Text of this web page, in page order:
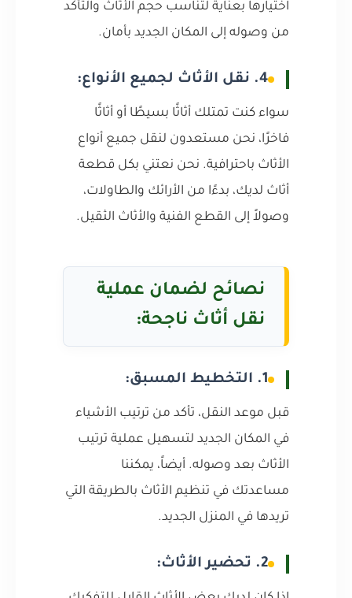
اختيارها بعناية لتناسب حجم الأثاث والتأكد
من وصوله إلى المكان الجديد بأمان.
4. نقل الأثاث لجميع الأنواع:
سواء كنت تمتلك أثاثًا بسيطًا أو أثاثًا
فاخرًا، نحن مستعدون لنقل جميع أنواع
الأثاث باحترافية. نحن نعتني بكل قطعة
أثاث لديك، بدءًا من الأرائك والطاولات،
وصولاً إلى القطع الفنية والأثاث الثقيل.
نصائح لضمان عملية
نقل أثاث ناجحة:
1. التخطيط المسبق:
قبل موعد النقل، تأكد من ترتيب الأشياء
في المكان الجديد لتسهيل عملية ترتيب
الأثاث بعد وصوله. أيضاً، يمكننا
مساعدتك في تنظيم الأثاث بالطريقة التي
تريدها في المنزل الجديد.
2. تحضير الأثاث: